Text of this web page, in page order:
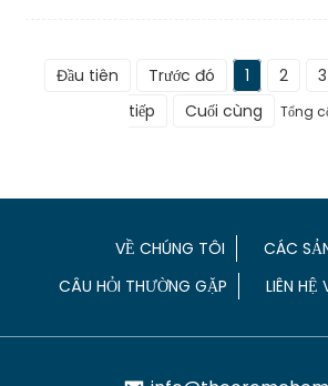
Đầu tiên Trước đó 1 2 3
tiếp
Cuối cùng Tổng
VỀ CHÚNG TÔI
CÁC
CÂU HỎI THƯỜNG GẶP
LIÊN HỆ